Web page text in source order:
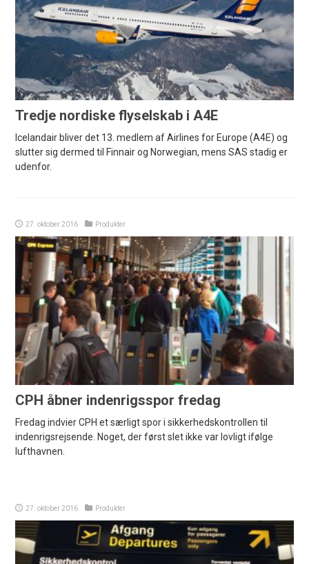
Tredje nordiske flyselskab i A4E
Icelandair bliver det 13. medlem af Airlines for Europe (A4E) og
slutter sig dermed til Finnair og Norwegian, mens SAS stadig er
udenfor.
27. oktober 2016 Produkter
CPH åbner indenrigsspor fredag
Fredag indvier CPH et særligt spor i sikkerhedskontrollen til
indenrigsrejsende. Noget, der først slet ikke var lovligt ifølge
lufthavnen.
27. oktober 2016 Produkter